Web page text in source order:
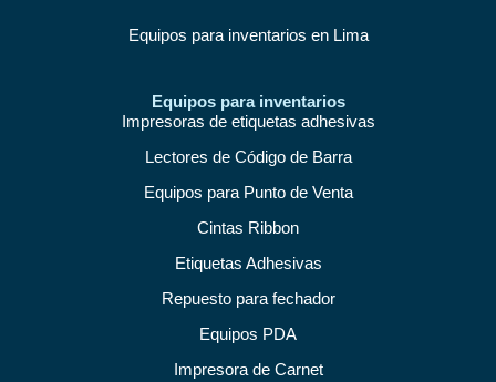
Equipos para inventarios en Lima
Equipos para inventarios
Impresoras de etiquetas adhesivas
Lectores de Código de Barra
Equipos para Punto de Venta
Cintas Ribbon
Etiquetas Adhesivas
Repuesto para fechador
Equipos PDA
Impresora de Carnet